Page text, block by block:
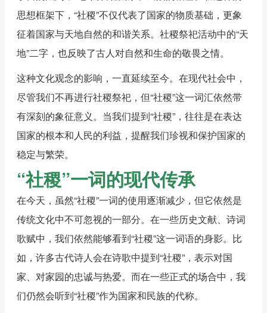
思想框架下，“社稷”不仅代表了国家的物质基础，更象
征着国家与天地自然的和谐关系。社稷祭祀活动中的“天
地”二字，也反映了古人对自然和生命的敬畏之情。
这种文化观念的影响，一直延续至今。在现代社会中，
尽管我们不再进行社稷祭祀，但“社稷”这一词汇依然带
有深刻的象征意义。当我们提到“社稷”，往往是在表达
国家的根本和人民的利益，提醒我们珍视和保护国家的
稳定与繁荣。
“社稷”一词的现代传承
在今天，虽然“社稷”一词的使用逐渐减少，但它依然是
传统文化中不可忽视的一部分。在一些历史文献、诗词
歌赋中，我们依然能够看到“社稷”这一词语的身影。比
如，许多古代诗人会在诗歌中提到“社稷”，表示对国
家、对家园的忠诚与热爱。而在一些正式的场合中，我
们仍然会听到“社稷”作为国家和民族的代称。